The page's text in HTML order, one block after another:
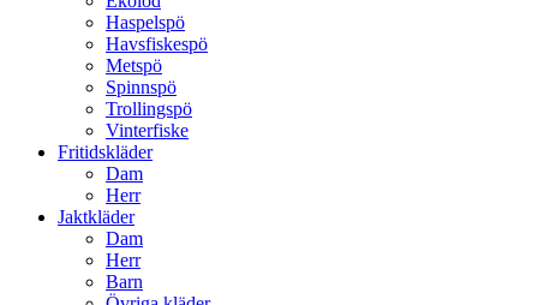
Haspelspö
Havsfiskespö
Metspö
Spinnspö
Trollingspö
Vinterfiske
Fritidskläder
Dam
Herr
Jaktkläder
Dam
Herr
Barn